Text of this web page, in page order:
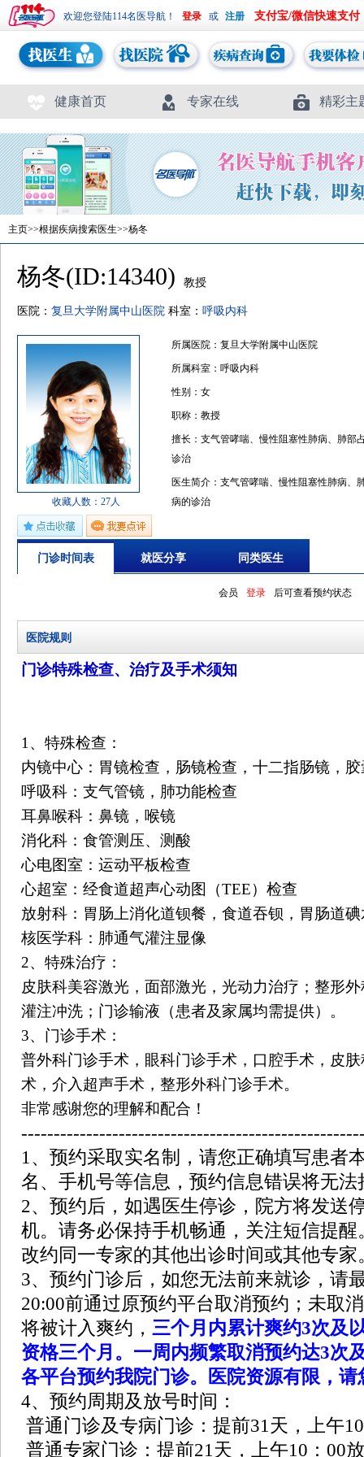
欢迎您登陆114名医导航！ 或 支付宝/微信快速支付
健康首页 专家在线 精彩主
主页>>根据疾病搜索医生>>杨冬
杨冬(ID:14340) 教授
医院： 复旦大学附属中山医院 科室： 呼吸内科
收藏人数：27人
所属医院：复旦大学附属中山医院
所属科室：呼吸内科
性别：女
职称：教授
擅长：支气管哮喘、慢性阻塞性肺病、肺部
诊治
医生简介：支气管哮喘、慢性阻塞性肺病、
病的诊治
门诊时间表 就医分享 同类医生
会员 登录 后可查看预约状态
医院规则
门诊特殊检查、治疗及手术须知
1、特殊检查：
内镜中心：胃镜检查，肠镜检查，十二指肠镜，
呼吸科：支气管镜，肺功能检查
耳鼻喉科：鼻镜，喉镜
消化科：食管测压、测酸
心电图室：运动平板检查
心超室：经食道超声心动图（TEE）检查
放射科：胃肠上消化道钡餐，食道吞钡，胃肠道
核医学科：肺通气灌注显像
2、特殊治疗：
皮肤科美容激光，面部激光，光动力治疗；整形
灌注冲洗；门诊输液（患者及家属均需提供）。
3、门诊手术：
普外科门诊手术，眼科门诊手术，口腔手术，皮
术，介入超声手术，整形外科门诊手术。
非常感谢您的理解和配合！
1、预约采取实名制，请您正确填写患者
名、手机号等信息，预约信息错误将无法
2、预约后，如遇医生停诊，院方将发送
机。请务必保持手机畅通，关注短信提
改约同一专家的其他出诊时间或其他专家
3、预约门诊后，如您无法前来就诊，请
20:00前通过原预约平台取消预约；未取
将被计入爽约， 三个月内累计爽约3次及
资格三个月。一周内频繁取消预约达3次
各平台预约我院门诊。医院资源有限，请
4、预约周期及放号时间：
普通门诊及专病门诊：提前31天，上午
普通专家门诊：提前21天，上午10：00